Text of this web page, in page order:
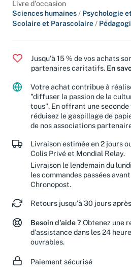
Livre d'occasion
Sciences humaines /Psychologie
Jusqu'à 15 % de vos achats
partenaires caritatifs.
En
Votre achat contribue à
"diffuser la passion de la
tous". En offrant une seconde
réduisez le gaspillage de
de nos associations
Livraison estimée en 2 jours
Colis Privé et Mondial Relay.
Livraison le lendemain du
les commandes passées avant
Retours jusqu'à 30 jours après
Besoin d'aide ?Obtenez une
d'assistance dans les 24